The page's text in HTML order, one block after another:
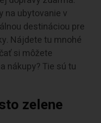
na ubytovanie v
destináciou pre
Nájdete tu mnohé
si môžete
nákupy? Tie sú tu
zelene